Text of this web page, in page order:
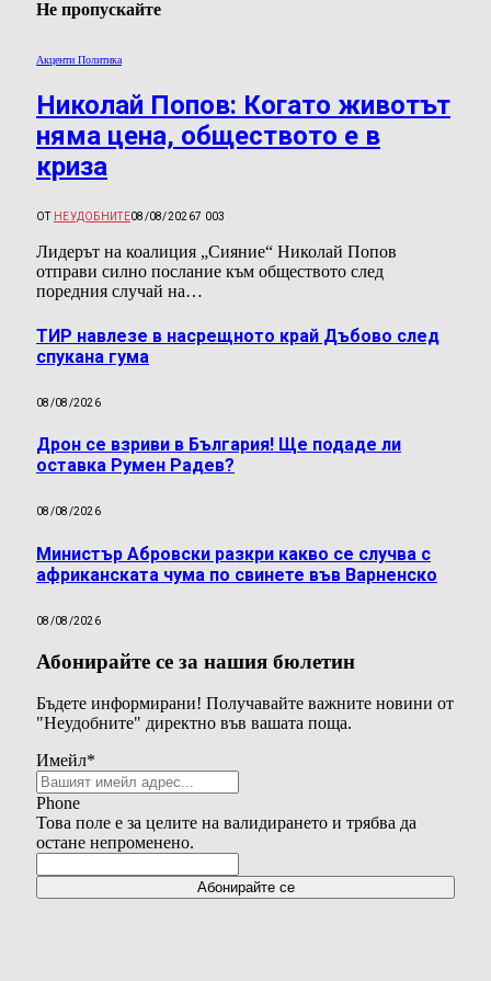
Не пропускайте
Акценти Политика
Николай Попов: Когато животът
няма цена, обществото е в
криза
ОТ НЕУДОБНИТЕ08/08/20267 003
Лидерът на коалиция „Сияние“ Николай Попов
отправи силно послание към обществото след
поредния случай на…
ТИР навлезе в насрещното край Дъбово след
спукана гума
08/08/2026
Дрон се взриви в България! Ще подаде ли
оставка Румен Радев?
08/08/2026
Министър Абровски разкри какво се случва с
африканската чума по свинете във Варненско
08/08/2026
Абонирайте се за нашия бюлетин
Бъдете информирани! Получавайте важните новини от
"Неудобните" директно във вашата поща.
Имейл*
Phone
Това поле е за целите на валидирането и трябва да
остане непроменено.